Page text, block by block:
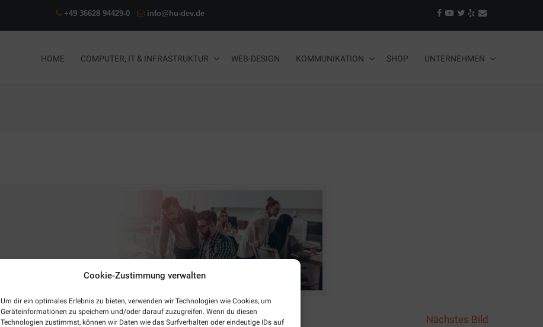
Cookie-Zustimmung verwalten
Um dir ein optimales Erlebnis zu bieten, verwenden wir Technologien wie Cookies, um
Geräteinformationen zu speichern und/oder darauf zuzugreifen. Wenn du diesen
Technologien zustimmst, können wir Daten wie das Surfverhalten oder eindeutige IDs auf
+49 36628 94429-0 info@hu-dev.de
HOME COMPUTER, IT & INFRASTRUKTUR WEB-DESIGN KOMMUNIKATION SHOP UNTERNEHMEN
Nächstes Bild